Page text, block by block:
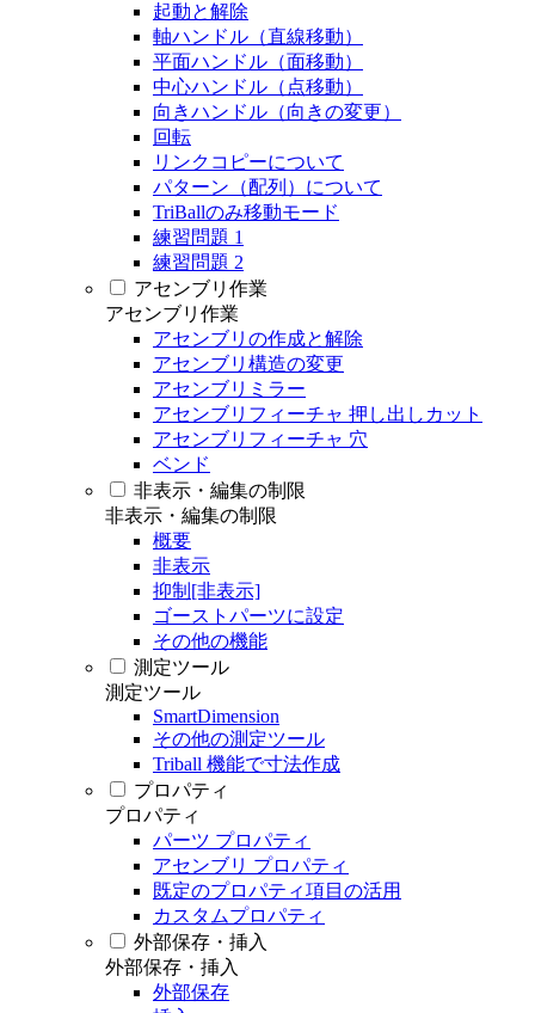
起動と解除
軸ハンドル（直線移動）
平面ハンドル（面移動）
中心ハンドル（点移動）
向きハンドル（向きの変更）
回転
リンクコピーについて
パターン（配列）について
TriBallのみ移動モード
練習問題 1
練習問題 2
アセンブリ作業
アセンブリ作業
アセンブリの作成と解除
アセンブリ構造の変更
アセンブリミラー
アセンブリフィーチャ 押し出しカット
アセンブリフィーチャ 穴
ベンド
非表示・編集の制限
非表示・編集の制限
概要
非表示
抑制[非表示]
ゴーストパーツに設定
その他の機能
測定ツール
測定ツール
SmartDimension
その他の測定ツール
Triball 機能で寸法作成
プロパティ
プロパティ
パーツ プロパティ
アセンブリ プロパティ
既定のプロパティ項目の活用
カスタムプロパティ
外部保存・挿入
外部保存・挿入
外部保存